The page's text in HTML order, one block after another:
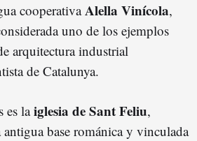
cooperativaAlella Vinícola,
uno de los ejemplos
arquitectura industrial
de Catalunya.
es laiglesia de Sant Feliu,
base románica y vinculada